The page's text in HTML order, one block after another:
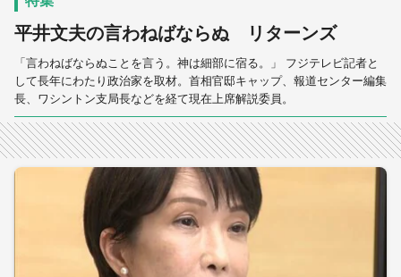
平井文夫の言わねばならぬ リターンズ
「言わねばならぬことを言う。神は細部に宿る。」 フジテレビ記者と
して長年にわたり政治家を取材。首相官邸キャップ、報道センター編集
長、ワシントン支局長などを経て現在上席解説委員。